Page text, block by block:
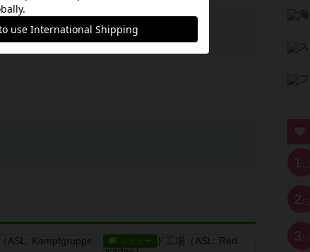
レビュー
1 位
2 位
3 位